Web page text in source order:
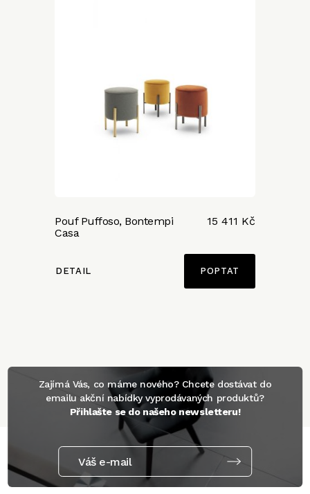
Pouf Puffoso, Bontempi
Casa
15 411 Kč
DETAIL POPTAT
Zajímá Vás, co máme nového? Chcete dostávat do
emailu akční nabídky vyprodávaných produktů?
Přihlašte se do našeho newsletteru!
Váš e-mail